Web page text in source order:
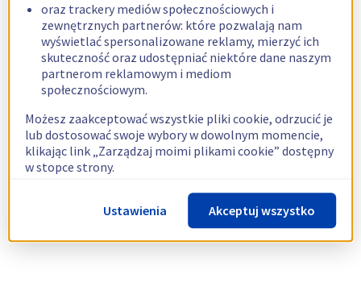
oraz trackery mediów społecznościowych i
zewnętrznych partnerów: które pozwalają nam
wyświetlać spersonalizowane reklamy, mierzyć ich
skuteczność oraz udostępniać niektóre dane naszym
partnerom reklamowym i mediom
społecznościowym.
Możesz zaakceptować wszystkie pliki cookie, odrzucić je
lub dostosować swoje wybory w dowolnym momencie,
klikając link „Zarządzaj moimi plikami cookie” dostępny
w stopce strony.
Więcej informacji znajdziesz w naszejpolityce
dotyczącej wykorzystywania plików cookie.
Ustawienia Akceptuj wszystko